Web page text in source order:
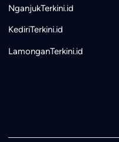
NganjukTerkini.id
KediriTerkini.id
LamonganTerkini.id